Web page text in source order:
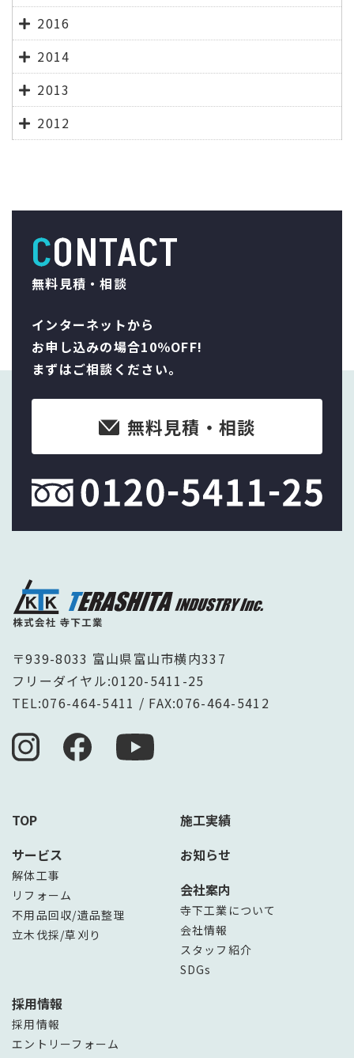
2016
2014
2013
2012
CONTACT
無料見積・相談
インターネットから
お申し込みの場合10％OFF!
まずはご相談ください。
無料見積・相談
〒939-8033 富山県富山市横内337
フリーダイヤル:0120-5411-25
TEL:076-464-5411 / FAX:076-464-5412
TOP
サービス
解体工事
リフォーム
不用品回収/遺品整理
立木伐採/草刈り
施工実績
お知らせ
会社案内
寺下工業について
会社情報
スタッフ紹介
SDGs
採用情報
採用情報
エントリーフォーム